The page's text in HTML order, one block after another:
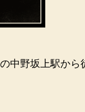
中野坂上駅から